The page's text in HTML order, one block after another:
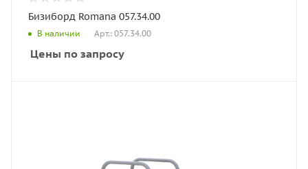
Бизиборд Romana 057.34.00
В наличии Арт.: 057.34.00
Цены по запросу